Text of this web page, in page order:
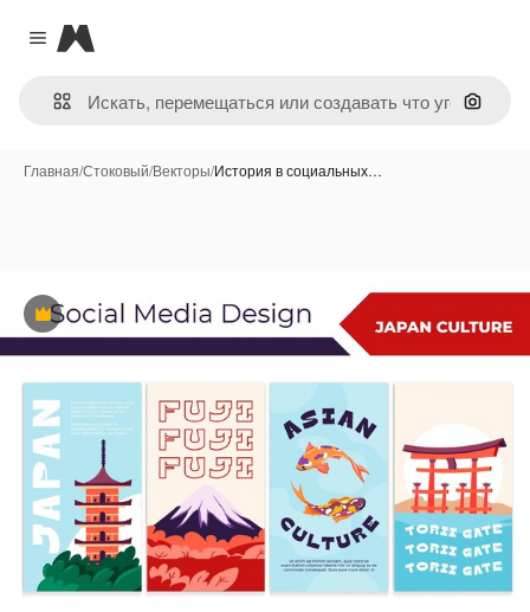
Close menu
Magnific
Поиск
Главная/Стоковый/Векторы/История в социальных…
Премиум